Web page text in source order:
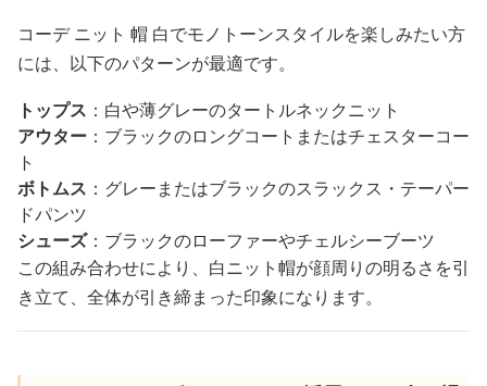
コーデ ニット 帽 白でモノトーンスタイルを楽しみたい方
には、以下のパターンが最適です。
トップス ：白や薄グレーのタートルネックニット
アウター ：ブラックのロングコートまたはチェスターコー
ト
ボトムス ：グレーまたはブラックのスラックス・テーパー
ドパンツ
シューズ：ブラックのローファーやチェルシーブーツ
この組み合わせにより、白ニット帽が顔周りの明るさを引
き立て、全体が引き締まった印象になります。